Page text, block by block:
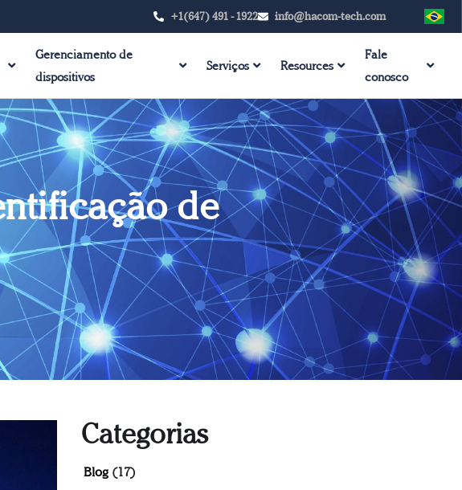
+1(647) 491 - 1922 info@hacom-tech.com
Gerenciamento de
dispositivos
Serviços Resources
Fale
conosco
de
Categorias
Blog (17)